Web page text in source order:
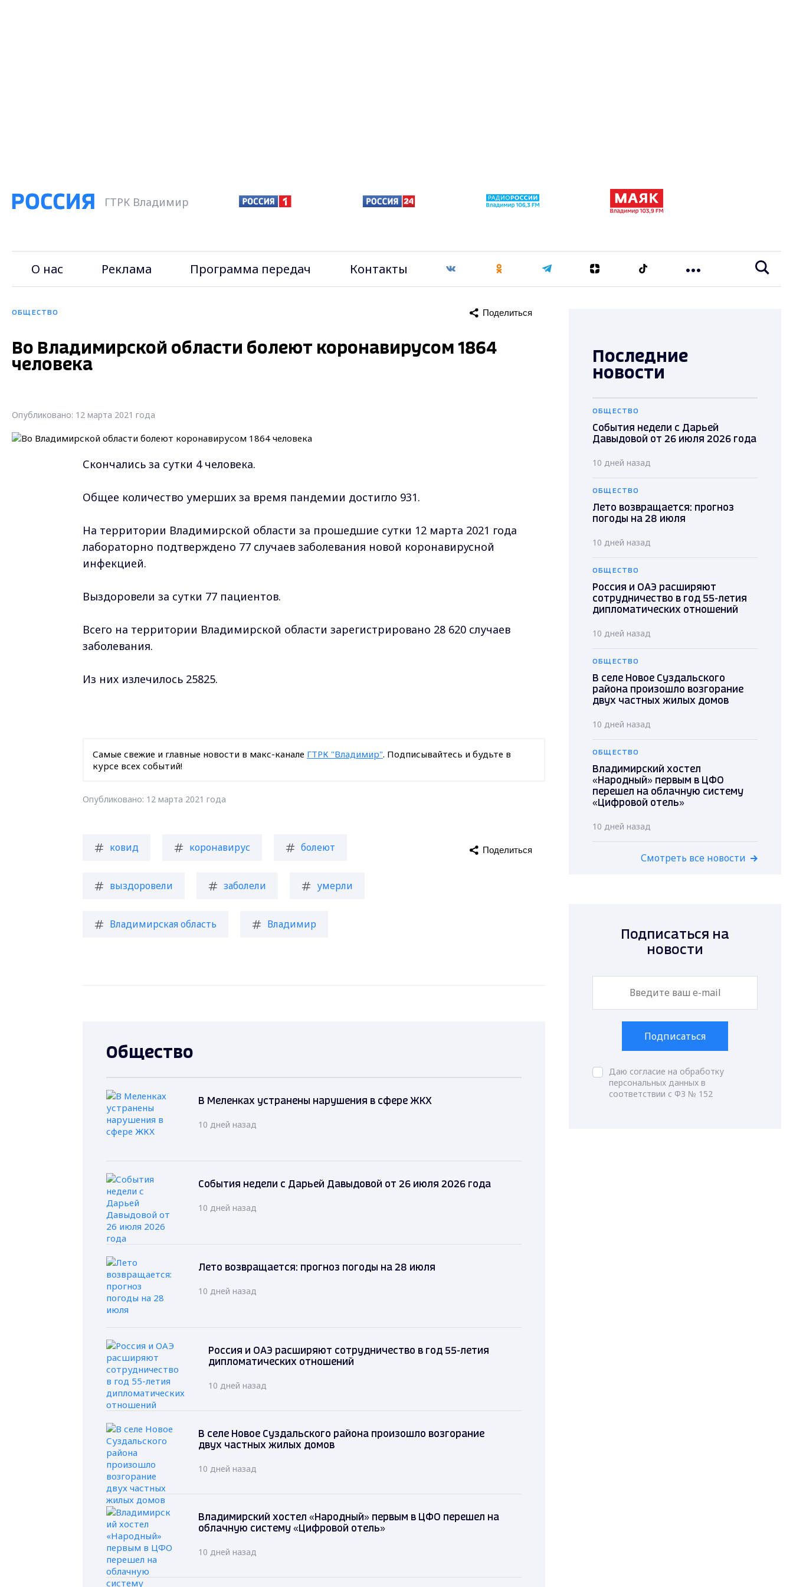
ГТРК Владимир
О нас Реклама Программа передач Контакты
ОБЩЕСТВО Поделиться
Во Владимирской области болеют коронавирусом 1864
человека
Опубликовано: 12 марта 2021 года
Скончались за сутки 4 человека.
Общее количество умерших за время пандемии достигло 931.
На территории Владимирской области за прошедшие сутки 12 марта 2021 года
лабораторно подтверждено 77 случаев заболевания новой коронавирусной
инфекцией.
Выздоровели за сутки 77 пациентов.
Всего на территории Владимирской области зарегистрировано 28 620 случаев
заболевания.
Из них излечилось 25825.
Самые свежие и главные новости в макс-канале ГТРК "Владимир". Подписывайтесь и будьте в
курсе всех событий!
Опубликовано: 12 марта 2021 года
ковид коронавирус болеют
выздоровели заболели умерли
Владимирская область Владимир
Поделиться
Общество
В Меленках устранены нарушения в сфере ЖКХ
10 дней назад
События недели с Дарьей Давыдовой от 26 июля 2026 года
10 дней назад
Лето возвращается: прогноз погоды на 28 июля
10 дней назад
Россия и ОАЭ расширяют сотрудничество в год 55-летия
дипломатических отношений
10 дней назад
В селе Новое Суздальского района произошло возгорание
двух частных жилых домов
10 дней назад
Владимирский хостел «Народный» первым в ЦФО перешел на
облачную систему «Цифровой отель»
10 дней назад
Последние
новости
ОБЩЕСТВО
События недели с Дарьей
Давыдовой от 26 июля 2026 года
10 дней назад
ОБЩЕСТВО
Лето возвращается: прогноз
погоды на 28 июля
10 дней назад
ОБЩЕСТВО
Россия и ОАЭ расширяют
сотрудничество в год 55-летия
дипломатических отношений
10 дней назад
ОБЩЕСТВО
В селе Новое Суздальского
района произошло возгорание
двух частных жилых домов
10 дней назад
ОБЩЕСТВО
Владимирский хостел
«Народный» первым в ЦФО
перешел на облачную систему
«Цифровой отель»
10 дней назад
Смотреть все новости
Подписаться на
новости
Подписаться
Даю согласие на обработку
персональных данных в
соответствии с ФЗ № 152